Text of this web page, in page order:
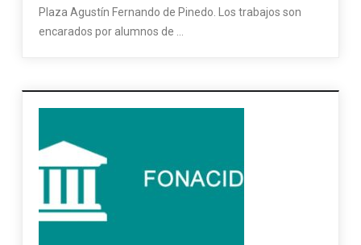
Plaza Agustín Fernando de Pinedo. Los trabajos son
encarados por alumnos de …